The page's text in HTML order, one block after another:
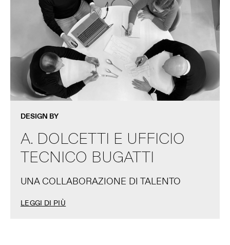
DESIGN BY
A. DOLCETTI E UFFICIO
TECNICO BUGATTI
UNA COLLABORAZIONE DI TALENTO
LEGGI DI PIÙ